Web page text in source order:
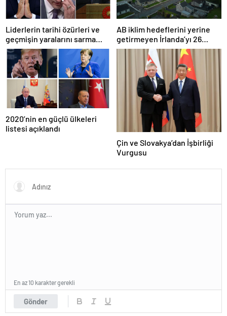
Liderlerin tarihi özürleri ve
geçmişin yaralarını sarma
çabaları
AB iklim hedeflerini yerine
getirmeyen İrlanda’yı 26
milyar euroluk ceza bekliyor
2020’nin en güçlü ülkeleri
listesi açıklandı
Çin ve Slovakya’dan İşbirliği
Vurgusu
Gönder
En az 10 karakter gerekli